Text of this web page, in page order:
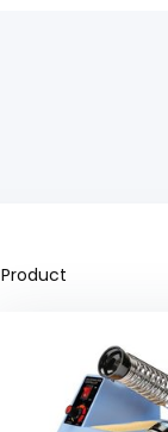
Product